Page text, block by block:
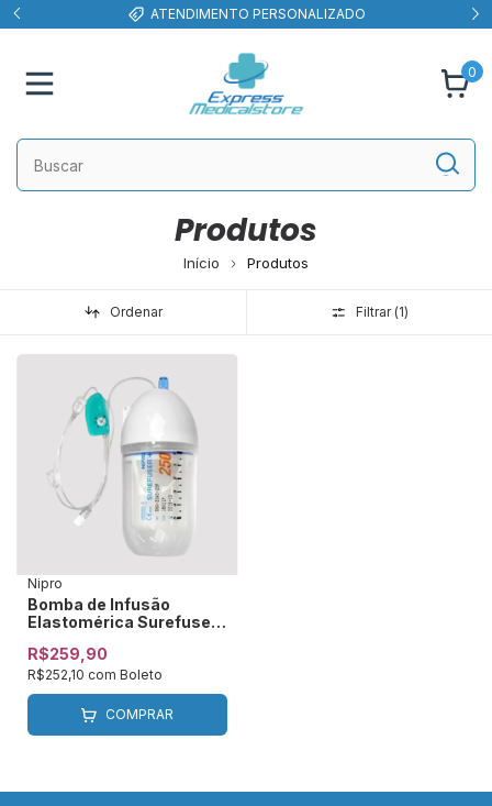
ATENDIMENTO PERSONALIZADO
0
Produtos
Início Produtos
Ordenar Filtrar (1)
Nipro
Bomba de Infusão
Elastomérica Surefuser
R$259,90
R$252,10 com Boleto
COMPRAR